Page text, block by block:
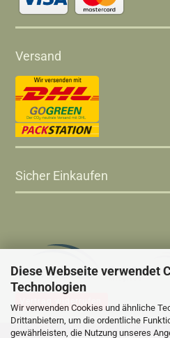
Diese Webseite verwendet
Technologien
Wir verwenden Cookies und ähnliche
Drittanbietern, um die ordentliche
gewährleisten, die Nutzung unseres
Versand
Sicher Einkaufen